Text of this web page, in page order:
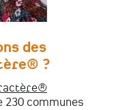
des
?
230 communes